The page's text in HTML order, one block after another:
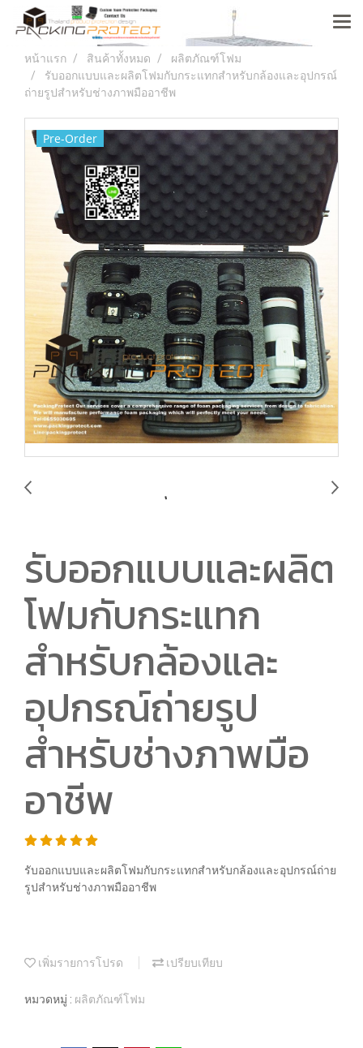
หน้าแรก สินค้าทั้งหมด
ผลิตภัณฑ์โฟม
รับออกแบบและผลิตโฟมกับกระแทกสำหรับกล้องและอุปกรณ์
ถ่ายรูปสำหรับช่างภาพมืออาชีพ
Pre-Order
รับออกแบบและผลิต
โฟมกับกระแทก
สำหรับกล้องและ
อุปกรณ์ถ่ายรูป
สำหรับช่างภาพมือ
อาชีพ
รับออกแบบและผลิตโฟมกับกระแทกสำหรับกล้องและอุปกรณ์ถ่าย
รูปสำหรับช่างภาพมืออาชีพ
เพิ่มรายการโปรด เปรียบเทียบ
หมวดหมู่ : ผลิตภัณฑ์โฟม